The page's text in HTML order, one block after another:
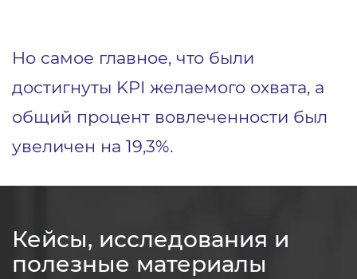
Но самое главное, что были
достигнуты KPI желаемого охвата, а
общий процент вовлеченности был
увеличен на 19,3%.
Кейсы, исследования и
полезные материалы